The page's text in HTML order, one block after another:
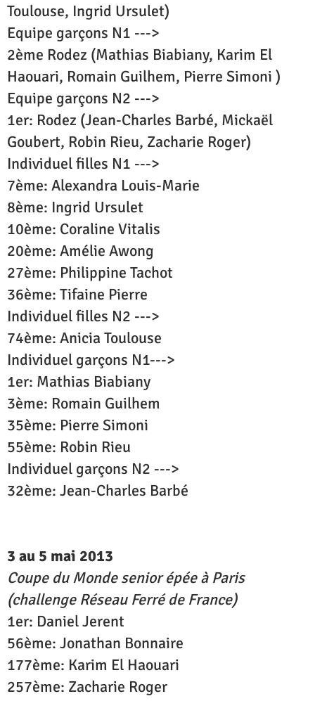
Toulouse, Ingrid Ursulet)
Equipe garçons N1 --->
2ème Rodez (Mathias Biabiany, Karim El
Haouari, Romain Guilhem, Pierre Simoni )
Equipe garçons N2 --->
1er: Rodez (Jean-Charles Barbé, Mickaël
Goubert, Robin Rieu, Zacharie Roger)
Individuel filles N1 --->
7ème: Alexandra Louis-Marie
8ème: Ingrid Ursulet
10ème: Coraline Vitalis
20ème: Amélie Awong
27ème: Philippine Tachot
36ème: Tifaine Pierre
Individuel filles N2 --->
74ème: Anicia Toulouse
Individuel garçons N1--->
1er: Mathias Biabiany
3ème: Romain Guilhem
35ème: Pierre Simoni
55ème: Robin Rieu
Individuel garçons N2 --->
32ème: Jean-Charles Barbé
3 au 5 mai 2013
Coupe du Monde senior épée à Paris
(challenge Réseau Ferré de France)
1er: Daniel Jerent
56ème: Jonathan Bonnaire
177ème: Karim El Haouari
257ème: Zacharie Roger